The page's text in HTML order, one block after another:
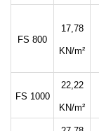
FS 800
17,78
KN/m²
FS 1000
22,22
KN/m²